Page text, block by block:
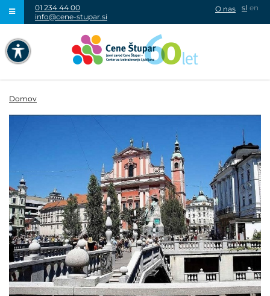
NAVIGACIJA PREKO TIPKOVNICE
SIVINE
POVEČAJ PISAVO
01 234 44 00
info@cene-stupar.si
sl en
O nas
Domov